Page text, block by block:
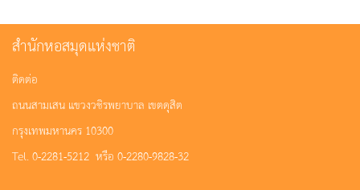
สำนักหอสมุดแห่งชาติ
ติดต่อ
ถนนสามเสน แขวงวชิรพยาบาล เขตดุสิต
กรุงเทพมหานคร 10300
Tel. 0-2281-5212 หรือ 0-2280-9828-32